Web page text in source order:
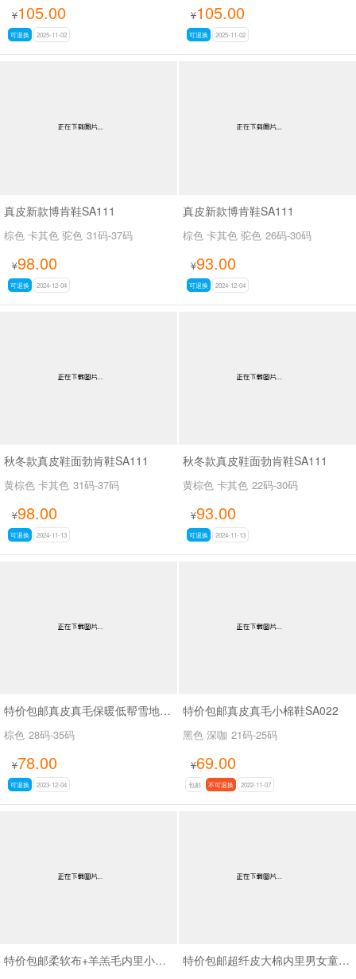
¥105.00
可退换 2025-11-02
¥105.00
可退换 2025-11-02
真皮新款博肯鞋SA111
棕色 卡其色 驼色 31码-37码
¥98.00
可退换 2024-12-04
真皮新款博肯鞋SA111
棕色 卡其色 驼色 26码-30码
¥93.00
可退换 2024-12-04
秋冬款真皮鞋面勃肯鞋SA111
黄棕色 卡其色 31码-37码
¥98.00
可退换 2024-11-13
秋冬款真皮鞋面勃肯鞋SA111
黄棕色 卡其色 22码-30码
¥93.00
可退换 2024-11-13
特价包邮真皮真毛保暖低帮雪地靴SA1222
棕色 28码-35码
¥78.00
可退换 2023-12-04
特价包邮真皮真毛小棉鞋SA022
黑色 深咖 21码-25码
¥69.00
包邮 不可退换 2022-11-07
特价包邮柔软布+羊羔毛内里小童韩版小棉鞋SA22133 特价包邮超纤皮大棉内里男女童老爹鞋SA6803